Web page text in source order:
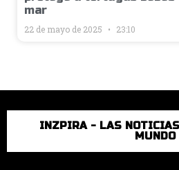
mar
22 de mayo de 2025 23:10
INZPIRA - LAS
MUNDO